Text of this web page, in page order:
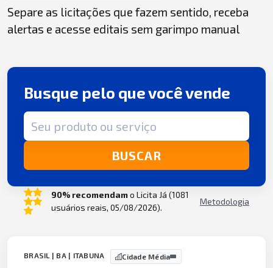
Separe as licitações que fazem sentido, receba
alertas e acesse editais sem garimpo manual
Busque pelo que você vende
Termo de busca
BUSCAR
90% recomendamo Licita Já (1081
usuários reais, 05/08/2026).
Metodologia
BRASIL | BA | ITABUNA Cidade Média